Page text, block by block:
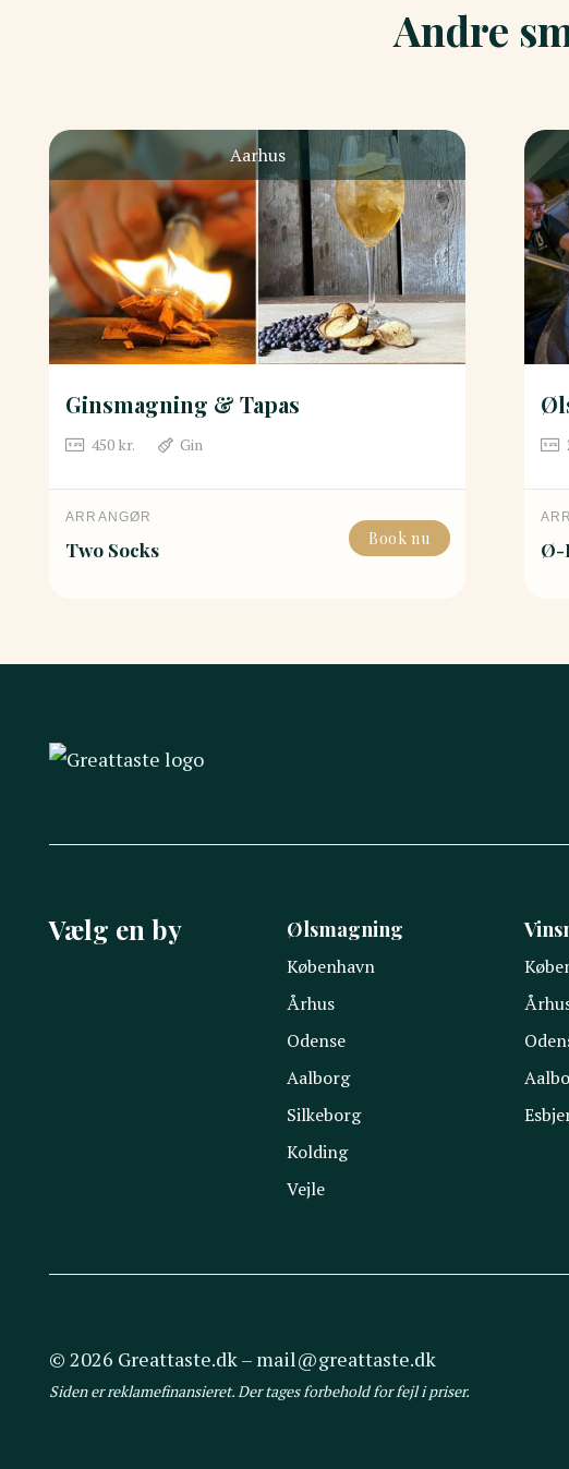
Andre
Aarhus
Ginsmagning & Tapas
450kr. Gin
ARRANGØR
Two Socks Book nu Ø-
Vælg en by Ølsmagning
København
Århus
Odense
Aalborg
Silkeborg
Kolding
Vejle
© 2026 Greattaste.dk – mail@greattaste.dk
Siden er reklamefinansieret. Der tages forbehold for fejl i priser.